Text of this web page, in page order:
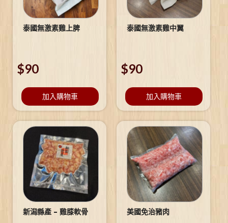
泰國無激素雞上脾
$90
加入購物車
泰國無激素雞中翼
$90
加入購物車
新潟縣產 – 雞膝軟骨 美國免治豬肉